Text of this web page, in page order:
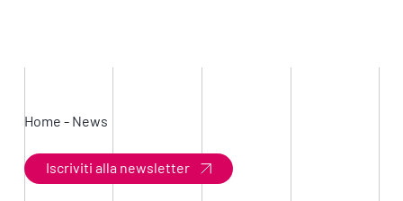
Home - News
Iscriviti alla newsletter